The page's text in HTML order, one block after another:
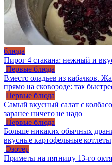
блюда
Пирог 4 стакана: нежный и
Первые блюда
Вместо оладьев из кабачков.
прямо на сковороде: так
Первые блюда
Самый вкусный салат с
заранее ничего не надо
Первые блюда
Больше никаких обычных
вкусные картофельные котлеты
Эзотер
Приметы на пятницу 13-го